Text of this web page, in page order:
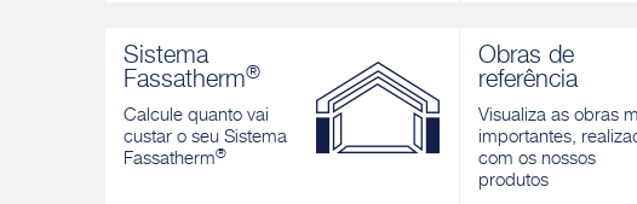
Guaina elastica cementizia bicomponente
per l'impermeabilizzazione di terrazzi e
balconi, pavimentazioni esterne e per la
protezione di strutture in calcestruzzo
Descobrir
Membrana
para
Sistema
Fassatherm®
Calcule quanto vai
custar o seu Sistema
Fassatherm®
Obras de
referência
Visualiza as obras
importantes,
com os nossos
produtos